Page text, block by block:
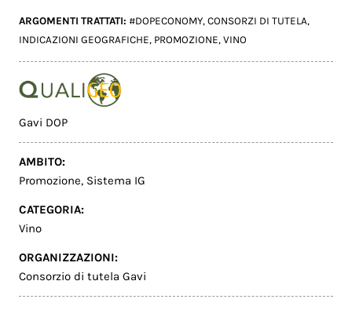
ARGOMENTI TRATTATI:#DOPECONOMY,CONSORZI DI TUTELA,
INDICAZIONI GEOGRAFICHE, PROMOZIONE,VINO
Gavi DOP
AMBITO:
Promozione, Sistema IG
CATEGORIA:
Vino
ORGANIZZAZIONI:
Consorzio di tutela Gavi